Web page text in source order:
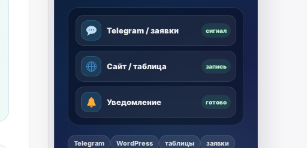
Telegram / заявки сигнал
Сайт / таблица запись
Уведомление готово
Telegram WordPress таблицы заявки